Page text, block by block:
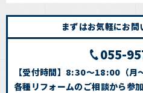
まずはお気軽にお
055-
【受付時間】8:30～18:00（月
各種リフォームのご相談から参